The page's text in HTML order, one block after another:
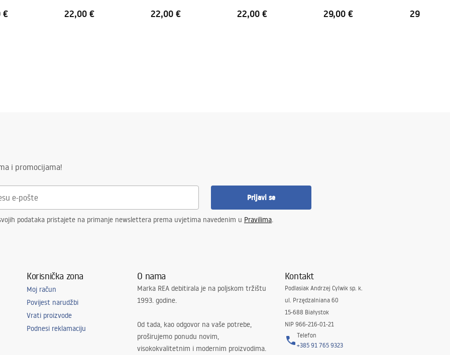
€ 22,00 € 22,00 € 22,00 € 29,00 € 29,00 €
i promocijama!
Prijavi se
podataka pristajete na primanje newslettera prema uvjetima navedenim u Pravilima.
Korisnička zona
Moj račun
Povijest narudžbi
Vrati proizvode
Podnesi reklamaciju
O nama
Marka REA debitirala je na poljskom tržištu
1993. godine.
Od tada, kao odgovor na vaše potrebe,
proširujemo ponudu novim,
visokokvalitetnim i modernim proizvodima.
Kontakt
Podlasiak Andrzej Cylwik sp. k.
ul. Przędzalniana 60
15-688 Białystok
NIP 966-216-01-21
Telefon
+385 91 765 9323